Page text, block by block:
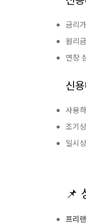
금리
원리
연장
신
사용
조기
일시
📌
프리